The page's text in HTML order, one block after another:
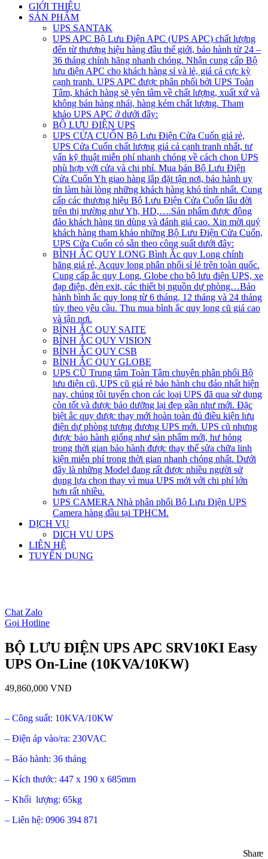
GIỚI THIỆU
SẢN PHẨM
UPS SANTAK
UPS APC Bộ Lưu Điện APC (UPS APC) chất lượng
đến từ thương hiệu hàng đầu thế giới, bảo hành từ 24 –
36 tháng chính hãng nhanh chóng. Nhận cung cấp Bộ
lưu điện APC cho khách hàng sỉ và lẻ, giá cả cực kỳ
cạnh tranh. UPS APC được phân phối bởi UPS Toàn
Tâm, khách hàng sẽ yên tâm về chất lượng, xuất xứ và
không bán hàng nhái, hàng kém chất lượng. Tham
khảo UPS APC ở dưới đây:
BỘ LƯU ĐIỆN UPS
UPS CỬA CUỐN Bộ Lưu Điện Cửa Cuốn giá rẻ,
UPS Cửa Cuốn chất lượng giá cả cạnh tranh nhất, tư
vấn kỹ thuật miễn phí nhanh chóng về cách chọn UPS
phù hợp với cửa và chi phí. Mua bán Bộ Lưu Điện
Cửa Cuốn Yh giao hàng lắp đặt tận nơi, bảo hành uy
tín làm hài lòng những khách hàng khó tính nhất. Cung
cấp các thương hiệu Bộ Lưu Điện Cửa Cuốn lâu đời
trên thị trường như Yh, HD,….Sản phẩm được đông
đảo khách hàng tin dùng và đánh giá cao. Xin mời quý
khách hàng tham khảo những Bộ Lưu Điện Cửa Cuốn,
UPS Cửa Cuốn có sẵn theo công suất dưới đây:
BÌNH ẮC QUY LONG Bình Ắc quy Long chính
hãng giá rẻ, Acquy long phân phối sỉ lẻ trên toàn quốc.
Cung cấp ắc quy Long, Globe cho bộ lưu điện UPS, xe
đạp điện, đèn exit, các thiết bị nguồn dự phòng…Bảo
hành bình ắc quy long từ 6 tháng, 12 tháng và 24 tháng
tùy theo yêu cầu. Thu mua bình ắc quy long cũ giá cao
và tận nơi.
BÌNH ẮC QUY SAITE
BÌNH ẮC QUY VISION
BÌNH ẮC QUY CSB
BÌNH ẮC QUY GLOBE
UPS CŨ Trung tâm Toàn Tâm chuyên phân phối Bộ
lưu điện cũ, UPS cũ giá rẻ bảo hành chu đáo nhất hiện
nay, chúng tôi tuyển chọn các loại UPS đã qua sử dụng
còn tốt và được bảo dưỡng lại đẹp gần như mới. Đặc
biệt ắc quy được thay mới hoàn toàn đủ điều kiện lưu
điện dự phòng tương đương UPS mới. UPS cũ nhưng
được bảo hành giống như sản phẩm mới, hư hỏng
trong thời gian bảo hành được thay thế sửa chữa linh
kiện miễn phí trong thời gian nhanh chóng nhất. Dưới
đây là những Model đang rất được nhiều người sử
dụng lựa chọn thay vì mua UPS mới với chi phí lớn
hơn rất nhiều.
UPS CAMERA Nhà phân phối Bộ Lưu Điện UPS
Camera hàng đầu tại TPHCM.
DỊCH VỤ
DICH VU UPS
LIÊN HỆ
TUYỂN DỤNG
BỘ LƯU ĐIỆN UPS APC SRV10KI Easy
UPS On-Line (10KVA/10KW)
49,860,000 VNĐ
– Công suất: 10KVA/10KW
– Điện áp vào/ra: 230VAC
– Bảo hành: 36 tháng
– Kích thước: 447 x 190 x 685mm
– Khối lượng: 65kg
– Liên hệ: 0906 394 871
Share
Chat Zalo
Gọi Hotline